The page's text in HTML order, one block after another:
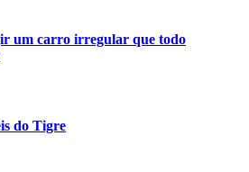
um carro irregular que todo
do Tigre